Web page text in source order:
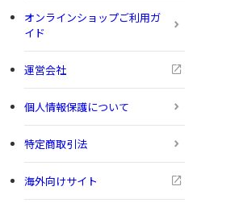
オンラインショップご利用ガ
イド
運営会社
個人情報保護について
特定商取引法
海外向けサイト